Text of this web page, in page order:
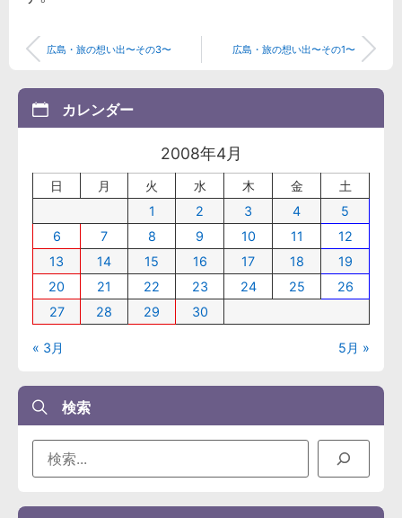
広島・旅の想い出〜その3〜 広島・旅の想い出〜その1〜
カレンダー
2008年4月
日 月 火 水 木 金
土
1
2 3 4
5
6
7 8 9 10 11
12
13
14 15 16 17 18
19
20
21 22 23 24 25
26
27
28 29 30
« 3月 5月 »
検索